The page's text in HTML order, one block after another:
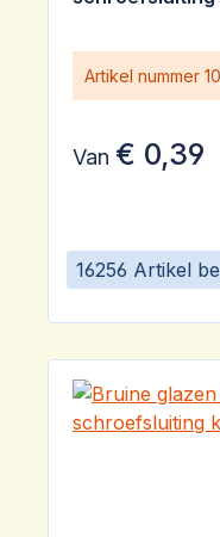
16256 Artikel
Artikel nummer
Van € 0,39